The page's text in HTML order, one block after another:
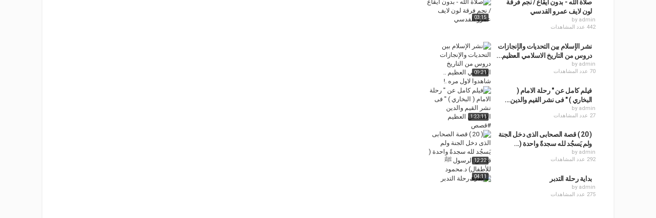
03:15
صلاة الله - بدون ايقاع / نجم فرقة
لون لايف عمرو القدسي
by admin
442 عدد المشاهدات
09:21
نشر الإسلام بين التحديات والإنجازات
دروس من التاريخ الاسلامي العظيم...
by admin
70 عدد المشاهدات
1:23:11
فيلم كامل عن " رحلة الامام (
البخاري ) " فى نشر القيم والدين...
by admin
27 عدد المشاهدات
12:22
( 20 ) قصة الصحابى الذى دخل الجنة
ولم يَسجُد لله سجدةً واحدة (...
by admin
292 عدد المشاهدات
04:11 بداية رحلة التدبر
by admin
275 عدد المشاهدات